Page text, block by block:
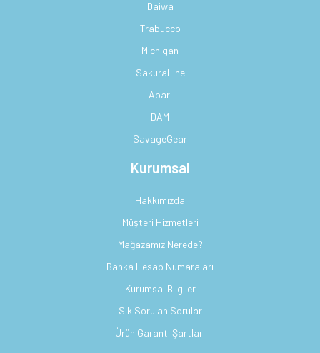
Daiwa
Trabucco
Michigan
SakuraLine
Abari
DAM
SavageGear
Kurumsal
Hakkımızda
Müşteri Hizmetleri
Mağazamız Nerede?
Banka Hesap Numaraları
Kurumsal Bilgiler
Sık Sorulan Sorular
Ürün Garanti Şartları